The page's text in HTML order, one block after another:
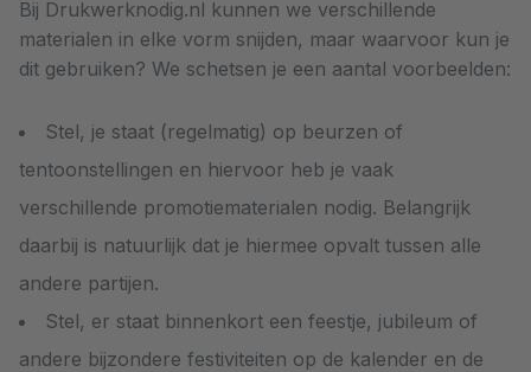
Bij Drukwerknodig.nl kunnen we verschillende
materialen in elke vorm snijden, maar waarvoor kun je
dit gebruiken? We schetsen je een aantal voorbeelden:
Stel, je staat (regelmatig) op beurzen of
tentoonstellingen en hiervoor heb je vaak
verschillende promotiematerialen nodig. Belangrijk
daarbij is natuurlijk dat je hiermee opvalt tussen alle
andere partijen.
Stel, er staat binnenkort een feestje, jubileum of
andere bijzondere festiviteiten op de kalender en de